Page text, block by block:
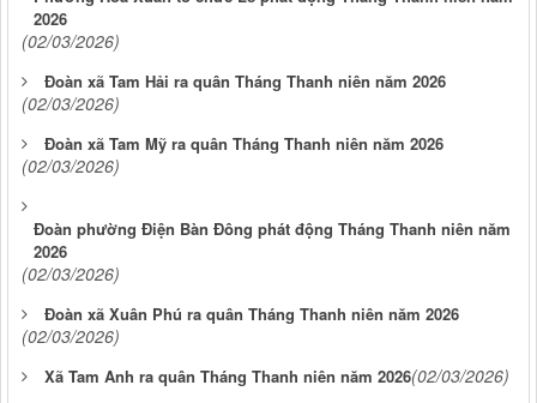
2026
(02/03/2026)
Đoàn xã Tam Hải ra quân Tháng Thanh niên năm 2026
(02/03/2026)
Đoàn xã Tam Mỹ ra quân Tháng Thanh niên năm 2026
(02/03/2026)
Đoàn phường Điện Bàn Đông phát động Tháng Thanh niên năm
2026
(02/03/2026)
Đoàn xã Xuân Phú ra quân Tháng Thanh niên năm 2026
(02/03/2026)
Xã Tam Anh ra quân Tháng Thanh niên năm 2026(02/03/2026)